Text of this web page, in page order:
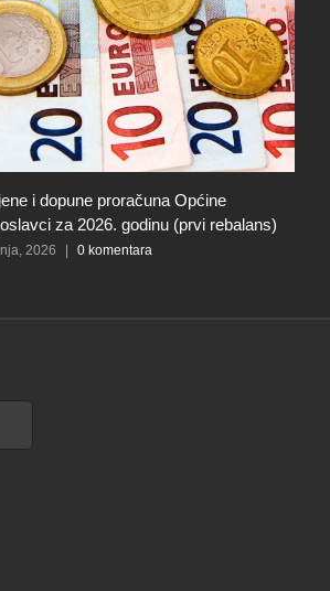
i dopune proračuna Općine
za 2026. godinu (prvi rebalans)
2026 0 komentara